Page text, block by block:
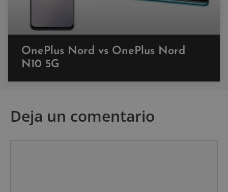
OnePlus Nord vs OnePlus Nord
N10 5G
Deja un comentario